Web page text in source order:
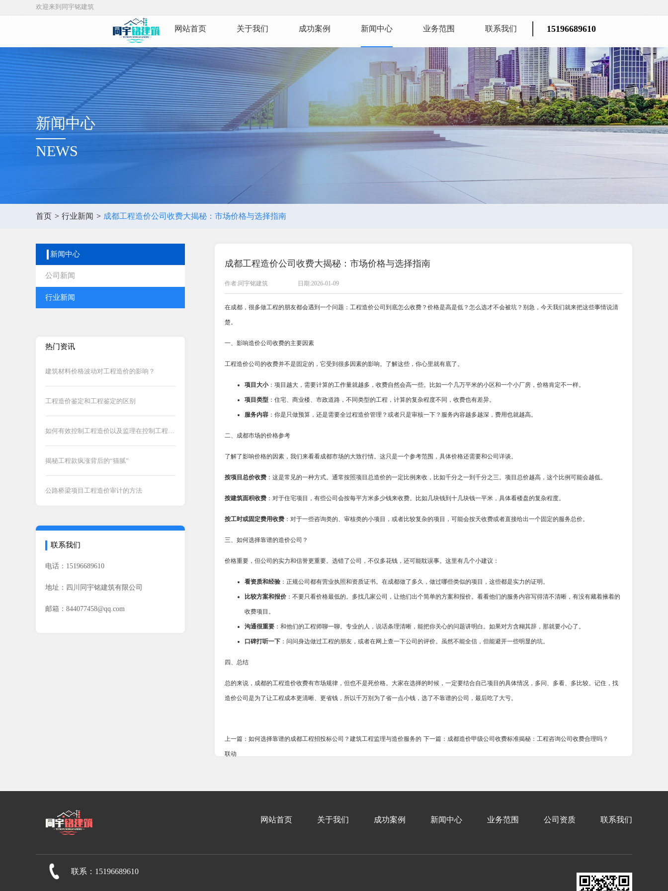
欢迎来到同宇铭建筑
网站首页 关于我们 成功案例 新闻中心 业务范围 联系我们 15196689610
新闻中心
NEWS
首页 > 行业新闻 > 成都工程造价公司收费大揭秘：市场价格与选择指南
新闻中心
公司新闻
行业新闻
热门资讯
建筑材料价格波动对工程造价的影响？
工程造价鉴定和工程鉴定的区别
如何有效控制工程造价以及监理在控制工程造价中的作用
揭秘工程款疯涨背后的“猫腻”
公路桥梁项目工程造价审计的方法
联系我们
电话：15196689610
地址：四川同宇铭建筑有限公司
邮箱：844077458@qq.com
成都工程造价公司收费大揭秘：市场价格与选择指南
作者:同宇铭建筑 日期:2026-01-09
在成都，很多做工程的朋友都会遇到一个问题：工程造价公司到底怎么收费？价格是高是低？怎么选才不会被坑？别急，今天我们就来把这些事情说清
楚。
一、影响造价公司收费的主要因素
工程造价公司的收费并不是固定的，它受到很多因素的影响。了解这些，你心里就有底了。
项目大小：项目越大，需要计算的工作量就越多，收费自然会高一些。比如一个几万平米的小区和一个小厂房，价格肯定不一样。
项目类型 ：住宅、商业楼、市政道路，不同类型的工程，计算的复杂程度不同，收费也有差异。
服务内容 ：你是只做预算，还是需要全过程造价管理？或者只是审核一下？服务内容越多越深，费用也就越高。
二、成都市场的价格参考
了解了影响价格的因素，我们来看看成都市场的大致行情。这只是一个参考范围，具体价格还需要和公司详谈。
按项目总价收费 ：这是常见的一种方式。通常按照项目总造价的一定比例来收，比如千分之一到千分之三。项目总价越高，这个比例可能会越低。
按建筑面积收费 ：对于住宅项目，有些公司会按每平方米多少钱来收费。比如几块钱到十几块钱一平米，具体看楼盘的复杂程度。
按工时或固定费用收费 ：对于一些咨询类的、审核类的小项目，或者比较复杂的项目，可能会按天收费或者直接给出一个固定的服务总价。
三、如何选择靠谱的造价公司？
价格重要，但公司的实力和信誉更重要。选错了公司，不仅多花钱，还可能耽误事。这里有几个小建议：
看资质和经验 ：正规公司都有营业执照和资质证书。在成都做了多久，做过哪些类似的项目，这些都是实力的证明。
比较方案和报价 ：不要只看价格最低的。多找几家公司，让他们出个简单的方案和报价。看看他们的服务内容写得清不清晰，有没有藏着掖着的
收费项目。
沟通很重要 ：和他们的工程师聊一聊。专业的人，说话条理清晰，能把你关心的问题讲明白。如果对方含糊其辞，那就要小心了。
口碑打听一下 ：问问身边做过工程的朋友，或者在网上查一下公司的评价。虽然不能全信，但能避开一些明显的坑。
四、总结
总的来说，成都的工程造价收费有市场规律，但也不是死价格。大家在选择的时候，一定要结合自己项目的具体情况，多问、多看、多比较。记住，找
造价公司是为了让工程成本更清晰、更省钱，所以千万别为了省一点小钱，选了不靠谱的公司，最后吃了大亏。
上一篇：如何选择靠谱的成都工程招投标公司？建筑工程监理与造价服务的
联动
下一篇：成都造价甲级公司收费标准揭秘：工程咨询公司收费合理吗？
网站首页 关于我们 成功案例 新闻中心 业务范围 公司资质 联系我们
联系：15196689610